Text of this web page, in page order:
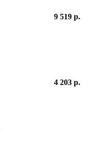
9 519 р.
4 203 р.